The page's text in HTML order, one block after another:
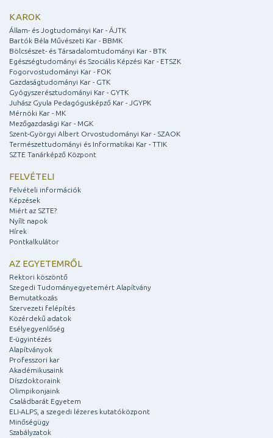
KAROK
Állam- és Jogtudományi Kar - ÁJTK
Bartók Béla Művészeti Kar - BBMK
Bölcsészet- és Társadalomtudományi Kar - BTK
Egészségtudományi és Szociális Képzési Kar - ETSZK
Fogorvostudományi Kar - FOK
Gazdaságtudományi Kar - GTK
Gyógyszerésztudományi Kar - GYTK
Juhász Gyula Pedagógusképző Kar - JGYPK
Mérnöki Kar - MK
Mezőgazdasági Kar - MGK
Szent-Györgyi Albert Orvostudományi Kar - SZAOK
Természettudományi és Informatikai Kar - TTIK
SZTE Tanárképző Központ
FELVÉTELI
Felvételi információk
Képzések
Miért az SZTE?
Nyílt napok
Hírek
Pontkalkulátor
AZ EGYETEMRŐL
Rektori köszöntő
Szegedi Tudományegyetemért Alapítvány
Bemutatkozás
Szervezeti felépítés
Közérdekű adatok
Esélyegyenlőség
E-ügyintézés
Alapítványok
Professzori kar
Akadémikusaink
Díszdoktoraink
Olimpikonjaink
Családbarát Egyetem
ELI-ALPS, a szegedi lézeres kutatóközpont
Minőségügy
Szabályzatok